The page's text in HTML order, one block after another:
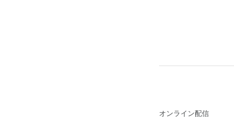
オンライン配信